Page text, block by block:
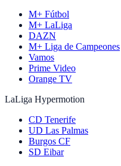
M+ Fútbol
M+ LaLiga
DAZN
M+ Liga de Campeones
Vamos
Prime Video
Orange TV
LaLiga Hypermotion
CD Tenerife
UD Las Palmas
Burgos CF
SD Eibar